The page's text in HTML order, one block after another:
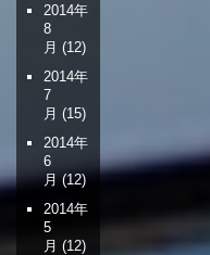
2014年
8
月 (12)
2014年
7
月 (15)
2014年
6
月(12)
2014年
5
月 (12)